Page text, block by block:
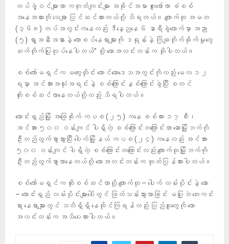
တပ်ဖွဲ့ဝင်များဟာ ကတုတ်ကျင်းများ အခိုင်အမာ တူးဖော်ကာ ခံစစ်
အနေအထားကို သေချာ ပြင်ဆင်ထားတယ်လို့ သိရတယ်။ ကျောက်ထု အမတ
(၃၆၈) တပ်အတွင်းကနေလည်း ဒီနေ့ညနေ ၆ နာရီခွဲလောက်မှာ အညာ
(၅) ရွာအနီးအနားနဲ့ တောစပ်နေရာများကို ဒရုန်းနဲ့ ကြဲချတိုက်ခိုက်မှုတွေ
ဆက်တိုက်ပြုလုပ်နေပါတယ်” လို့ ယောအလင်းတန်းက ဆိုပါတယ်။
စစ်ကော်မရှင်က မကွေးတိုင်း တောင်ယောဒေသအတွင်းကိုလည်း မေလ ၁၂
ရမှာ အင်အားအလုံးအရင်းနဲ့ စစ်ကြောင်းနှစ်ကြောင်းခွဲပြီး စတင်
ထိုးစစ်ဆင်လာနေတယ်လို့လည်း သိရပါတယ်။
လောင်းရှည်မြို့ အခြေစိုက် ကပစ (၂၅) ကနေ စစ်ကား ၁၇ စီး၊
အင်အား ၅၀၀ ဝန်းကျင် ပါရှိတဲ့ စစ်ကြောင်းတကြောင်းဟာ ဆောမြို့ဘက်ကို
ဦးတည်ထွက်ခွာသွားပြီး ပေါက်မြို့နယ် ကပစ (၂၄) ကနေလည်း အင်အား
၅၀၀ ဝန်းကျင် ပါရှိတဲ့ စစ်ကြောင်းတကြောင်းလည်း ကျောက်ထုမြို့ဘက်ကို
ဦးတည်ထွက်ခွာလာနေတယ်လို့ ယောအလင်းတန်းက ထုတ်ပြန်ထားပါတယ်။
စစ်ကော်မရှင်က ထိုးစစ်ဆင်လာလို့ ကျောက်ထု – ပေါက် လမ်းပိုင်းနဲ့ ဆော
– လောင်းရှည် လမ်းပိုင်းများပေါ်တွင် ဖြတ်သန်းသွားလာခြင်း မပြုဘဲ ဘေးကင်း
ရာ နေရာများတွင် သတိရှိရှိ နေထိုင်ကြရန်လည်း ပြည်သူတွေကို ယော
အလင်းတန်းက အသိပေးထားပါတယ်။